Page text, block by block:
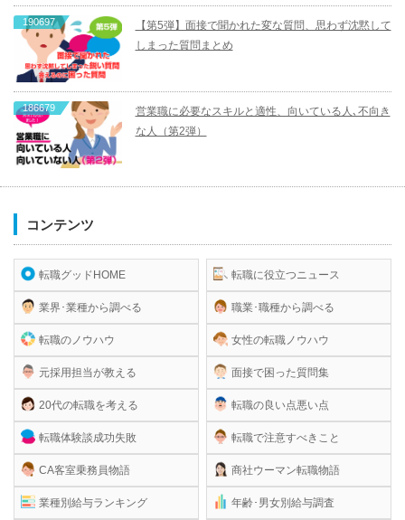
190697
【第5弾】面接で聞かれた変な質問、思わず沈黙して
しまった質問まとめ
186679
営業職に必要なスキルと適性、向いている人､不向き
な人（第2弾）
コンテンツ
転職グッドHOME
業界･業種から調べる
転職のノウハウ
元採用担当が教える
20代の転職を考える
転職体験談成功失敗
CA客室乗務員物語
業種別給与ランキング
転職に役立つニュース
職業･職種から調べる
女性の転職ノウハウ
面接で困った質問集
転職の良い点悪い点
転職で注意すべきこと
商社ウーマン転職物語
年齢･男女別給与調査